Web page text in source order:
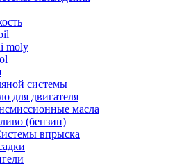
moly
системы
для двигателя
масла
(бензин)
впрыска